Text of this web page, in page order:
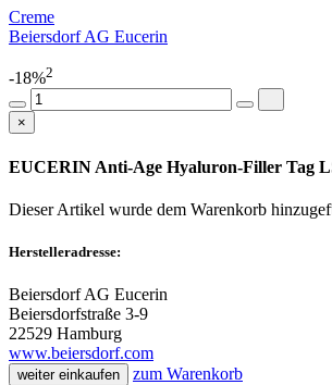
Creme
Beiersdorf AG Eucerin
-18%2
×
EUCERIN Anti-Age Hyaluron-Filler Tag
Dieser Artikel wurde dem Warenkorb
Herstelleradresse:
Beiersdorf AG Eucerin
Beiersdorfstraße 3-9
22529 Hamburg
www.beiersdorf.com
weiter einkaufen zum Warenkorb